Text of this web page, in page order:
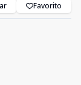
Favorito